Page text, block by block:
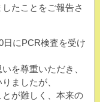
たことをご報告さ
日にPCR検査を受け
を尊重いただき、
ましたが、
が難しく、本来の